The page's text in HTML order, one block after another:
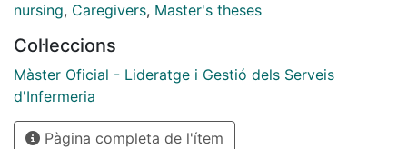
nursing, Caregivers, Master's theses
Col·leccions
Màster Oficial - Lideratge i Gestió dels Serveis
d'Infermeria
Pàgina completa de l'ítem